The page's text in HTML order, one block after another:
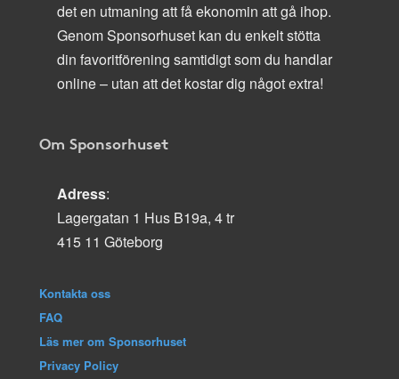
det en utmaning att få ekonomin att gå ihop.
Genom Sponsorhuset kan du enkelt stötta
din favoritförening samtidigt som du handlar
online – utan att det kostar dig något extra!
Om Sponsorhuset
Adress:
Lagergatan 1 Hus B19a, 4 tr
415 11 Göteborg
Kontakta oss
FAQ
Läs mer om Sponsorhuset
Privacy Policy